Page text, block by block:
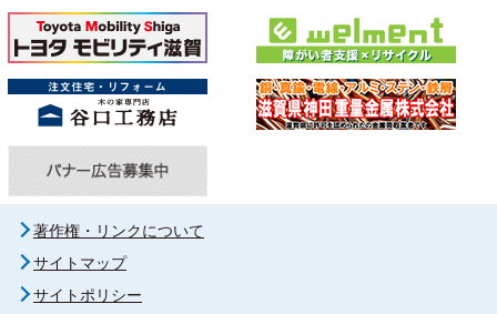
著作権・リンクについて
サイトマップ
サイトポリシー